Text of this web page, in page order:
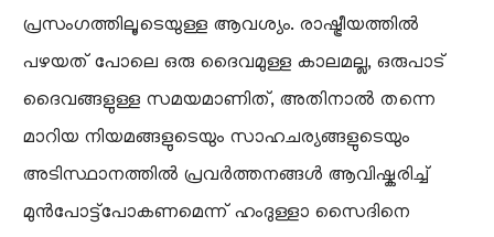
പ്രസംഗത്തിലൂടെയുള്ള ആവശ്യം. രാഷ്ട്രീയത്തിൽ
പഴയത് പോലെ ഒരു ദൈവമുള്ള കാലമല്ല, ഒരുപാട്
ദൈവങ്ങളുള്ള സമയമാണിത്, അതിനാൽ തന്നെ
മാറിയ നിയമങ്ങളുടെയും സാഹചര്യങ്ങളുടെയും
അടിസ്ഥാനത്തിൽ പ്രവർത്തനങ്ങൾ ആവിഷ്കരിച്ച്
മുൻപോട്ട്‌പോകണമെന്ന് ഹംദുള്ളാ സൈദിനെ